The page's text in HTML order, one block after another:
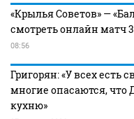
«Крылья Советов» —
смотреть онлайн матч
08:56
Григорян: «У всех есть
многие опасаются, что
кухню»